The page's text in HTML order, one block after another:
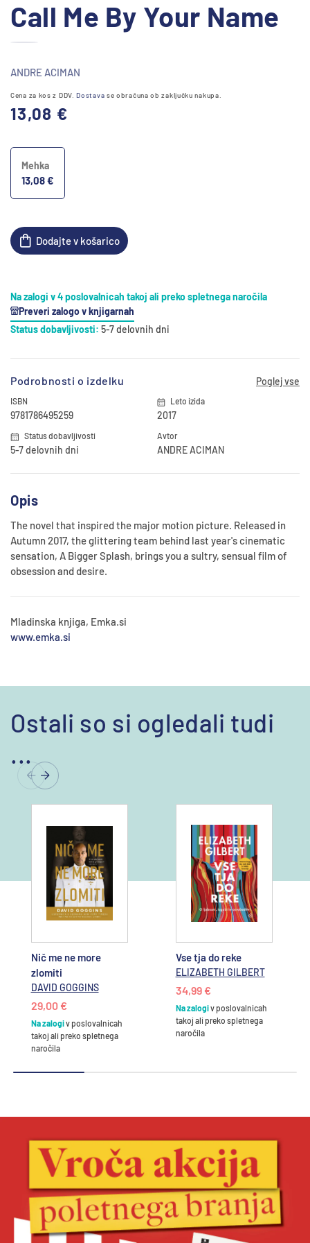
vsebine
1
odprite
modalnem
Call Me By Your Name
ANDRE ACIMAN
Cena za kos z DDV.Dostava se obračuna ob zaključku nakupa.
Redna
cena
13,08 €
Mehka
13,08 €
Dodajte v košarico
Na zalogi v 4 poslovalnicah takoj ali preko spletnega naročila
Preveri zalogo v knjigarnah
Status dobavljivosti: 5-7 delovnih dni
Podrobnosti o izdelku Poglej vse
ISBN
9781786495259
Leto izida
2017
Status dobavljivosti
5-7 delovnih dni
Avtor
ANDRE ACIMAN
Opis
The novel that inspired the major motion picture. Released in
Autumn 2017, the glittering team behind last year's cinematic
sensation, A Bigger Splash, brings you a sultry, sensual film of
obsession and desire.
Mladinska knjiga, Emka.si
www.emka.si
Ostali so si ogledali tudi
...
Nič me ne more
zlomiti
DAVID GOGGINS
29,00 €
Na zalogiv poslovalnicah
takoj ali preko spletnega
naročila
Vse tja do reke
ELIZABETH GILBERT
34,99 €
Na zalogiv poslovalnicah
takoj ali preko spletnega
naročila